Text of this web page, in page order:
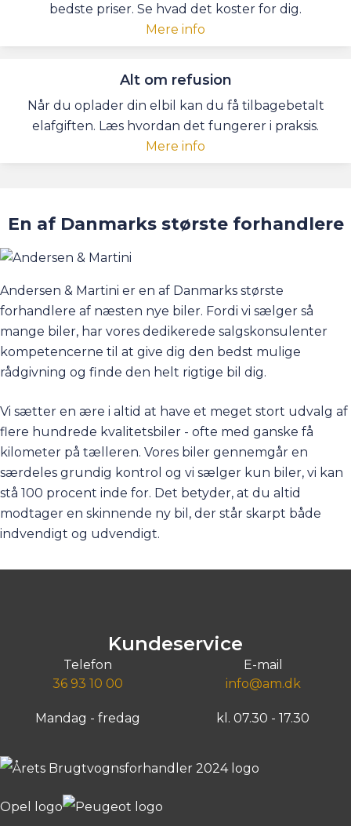
bedste priser. Se hvad det koster for dig.
Mere info
Alt om refusion
Når du oplader din elbil kan du få tilbagebetalt
elafgiften. Læs hvordan det fungerer i praksis.
Mere info
En af Danmarks største forhandlere
Andersen & Martini er en af Danmarks største
forhandlere af næsten nye biler. Fordi vi sælger så
mange biler, har vores dedikerede salgskonsulenter
kompetencerne til at give dig den bedst mulige
rådgivning og finde den helt rigtige bil dig.
Vi sætter en ære i altid at have et meget stort udvalg af
flere hundrede kvalitetsbiler - ofte med ganske få
kilometer på tælleren. Vores biler gennemgår en
særdeles grundig kontrol og vi sælger kun biler, vi kan
stå 100 procent inde for. Det betyder, at du altid
modtager en skinnende ny bil, der står skarpt både
indvendigt og udvendigt.
Kundeservice
Telefon
36 93 10 00
E-mail
info@am.dk
Mandag - fredag kl. 07.30 - 17.30